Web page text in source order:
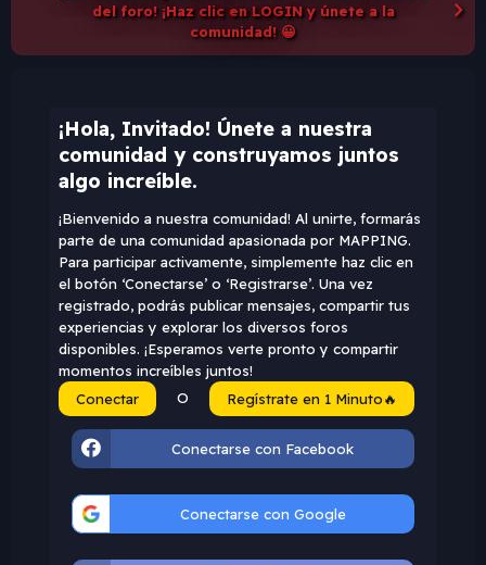
del foro! ¡Haz clic en LOGIN y únete a la
comunidad! 😀
¡Hola, Invitado! Únete a nuestra
comunidad y construyamos juntos
algo increíble.
¡Bienvenido a nuestra comunidad! Al unirte, formarás
parte de una comunidad apasionada por MAPPING.
Para participar activamente, simplemente haz clic en
el botón ‘Conectarse’ o ‘Registrarse’. Una vez
registrado, podrás publicar mensajes, compartir tus
experiencias y explorar los diversos foros
disponibles. ¡Esperamos verte pronto y compartir
momentos increíbles juntos!
Conectar
O Regístrate en 1 Minuto🔥
Conectarse con Facebook
Conectarse con Google